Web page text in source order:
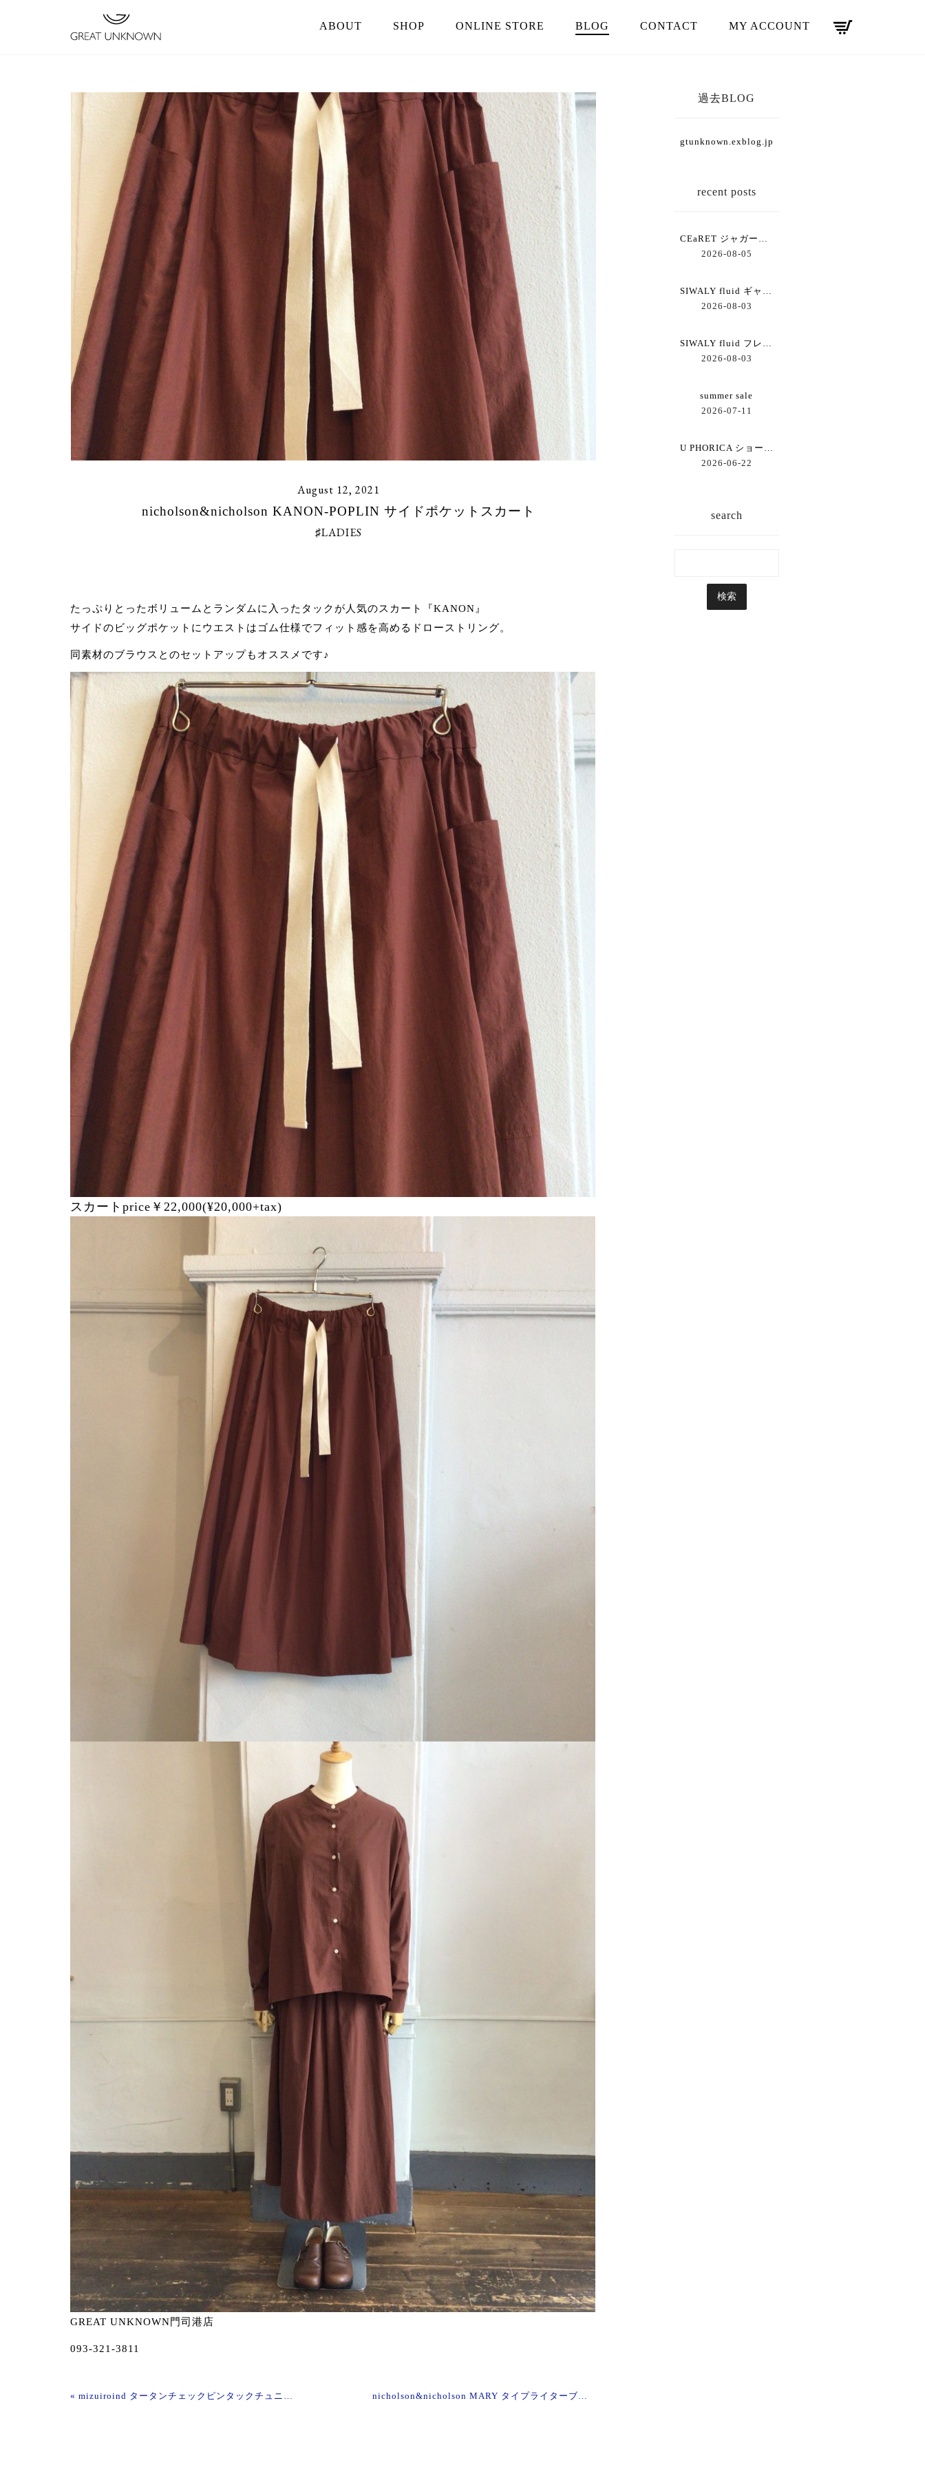
ABOUT SHOP ONLINE STORE BLOG CONTACT MY ACCOUNT
August 12, 2021
nicholson&nicholson KANON-POPLIN サイドポケットスカート
♯LADIES
たっぷりとったボリュームとランダムに入ったタックが人気のスカート『KANON』
サイドのビッグポケットにウエストはゴム仕様でフィット感を高めるドローストリング。
同素材のブラウスとのセットアップもオススメです♪
スカートprice￥22,000(¥20,000+tax)
GREAT UNKNOWN門司港店
093-321-3811
過去BLOG
gtunknown.exblog.jp
recent posts
CEaRET ジャガードコクーンスカート
2026-08-05
SIWALY fluid ギャザーワイドパンツ
2026-08-03
SIWALY fluid フレアーブラウス
2026-08-03
summer sale
2026-07-11
U PHORICA ショートジレ
2026-06-22
search